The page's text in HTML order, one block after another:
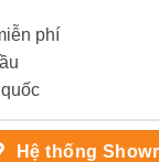
phí
Hệ thống